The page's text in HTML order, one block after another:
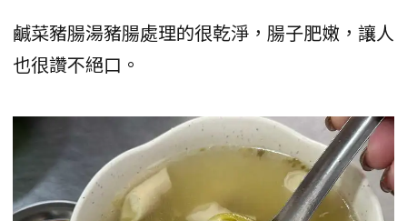
鹹菜豬腸湯豬腸處理的很乾淨，腸子肥嫩，讓人
也很讚不絕口。